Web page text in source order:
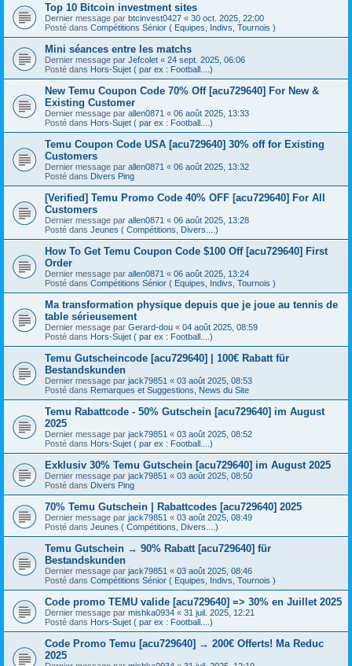
Top 10 Bitcoin investment sites
Dernier message par btcinvest0427 « 30 oct. 2025, 22:00
Posté dans Compétitions Sénior ( Equipes, Indivs, Tournois )
Mini séances entre les matchs
Dernier message par Jefcolet « 24 sept. 2025, 06:06
Posté dans Hors-Sujet ( par ex : Football....)
New Temu Coupon Code 70% Off [acu729640] For New &
Existing Customer
Dernier message par allen0871 « 06 août 2025, 13:33
Posté dans Hors-Sujet ( par ex : Football....)
Temu Coupon Code USA [acu729640] 30% off for Existing
Customers
Dernier message par allen0871 « 06 août 2025, 13:32
Posté dans Divers Ping
[Verified] Temu Promo Code 40% OFF [acu729640] For All
Customers
Dernier message par allen0871 « 06 août 2025, 13:28
Posté dans Jeunes ( Compétitions, Divers....)
How To Get Temu Coupon Code $100 Off [acu729640] First
Order
Dernier message par allen0871 « 06 août 2025, 13:24
Posté dans Compétitions Sénior ( Equipes, Indivs, Tournois )
Ma transformation physique depuis que je joue au tennis de
table sérieusement
Dernier message par Gerard-dou « 04 août 2025, 08:59
Posté dans Hors-Sujet ( par ex : Football....)
Temu Gutscheincode [acu729640] | 100€ Rabatt für
Bestandskunden
Dernier message par jack79851 « 03 août 2025, 08:53
Posté dans Remarques et Suggestions, News du Site
Temu Rabattcode - 50% Gutschein [acu729640] im August
2025
Dernier message par jack79851 « 03 août 2025, 08:52
Posté dans Hors-Sujet ( par ex : Football....)
Exklusiv 30% Temu Gutschein [acu729640] im August 2025
Dernier message par jack79851 « 03 août 2025, 08:50
Posté dans Divers Ping
70% Temu Gutschein | Rabattcodes [acu729640] 2025
Dernier message par jack79851 « 03 août 2025, 08:49
Posté dans Jeunes ( Compétitions, Divers....)
Temu Gutschein → 90% Rabatt [acu729640] für
Bestandskunden
Dernier message par jack79851 « 03 août 2025, 08:46
Posté dans Compétitions Sénior ( Equipes, Indivs, Tournois )
Code promo TEMU valide [acu729640] => 30% en Juillet 2025
Dernier message par mishka0934 « 31 juil. 2025, 12:21
Posté dans Hors-Sujet ( par ex : Football....)
Code Promo Temu [acu729640] → 200€ Offerts! Ma Reduc
2025